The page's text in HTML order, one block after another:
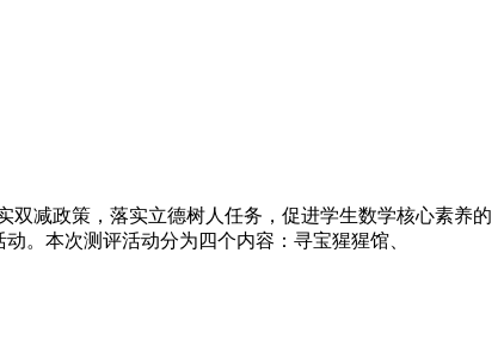
双减政策，落实立德树人任务，促进学生数学核心素养的
。本次测评活动分为四个内容：寻宝猩猩馆、